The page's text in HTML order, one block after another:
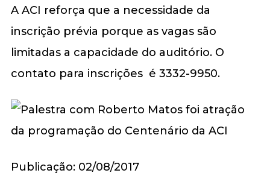
A ACI reforça que a necessidade da
inscrição prévia porque as vagas são
limitadas a capacidade do auditório. O
contato para inscrições é 3332-9950.
Publicação: 02/08/2017